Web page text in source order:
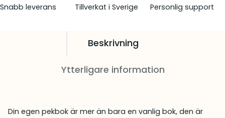
Snabb leverans Tillverkat i Sverige Personlig support
Beskrivning
Ytterligare information
Din egen pekbok är mer än bara en vanlig bok, den är